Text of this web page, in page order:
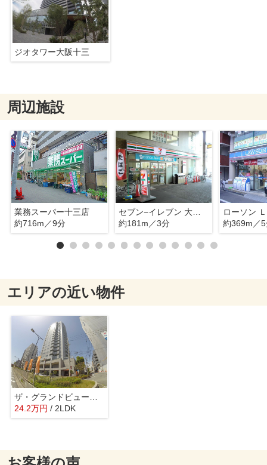
ジオタワー大阪十三
周辺施設
業務スーパー十三店
約716m／9分
セブン−イレブン 大阪十三東２丁目店
約181m／3分
ローソン
約369m／
エリアの近い物件
24.2万円 / 2LDK